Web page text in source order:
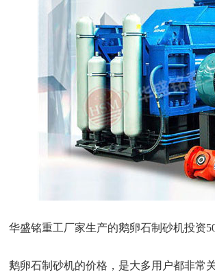
华盛铭重工厂家生产的鹅卵石制砂机投资
鹅卵石制砂机的价格，是大多用户都非常